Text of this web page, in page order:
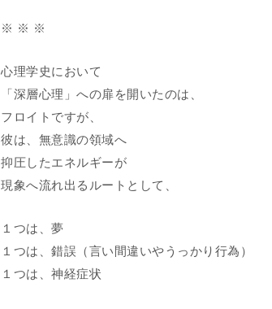
※ ※ ※
心理学史において
「深層心理」への扉を開いたのは、
フロイトですが、
彼は、無意識の領域へ
抑圧したエネルギーが
現象へ流れ出るルートとして、
１つは、夢
１つは、錯誤（言い間違いやうっかり行為）
１つは、神経症状